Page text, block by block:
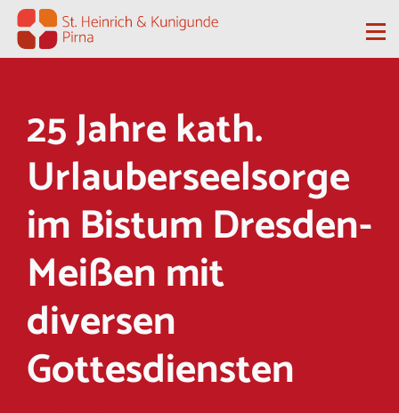
Zum Inhalt springen
25 Jahre kath.
Urlauberseelsorge
im Bistum Dresden-
Meißen mit
diversen
Gottesdiensten